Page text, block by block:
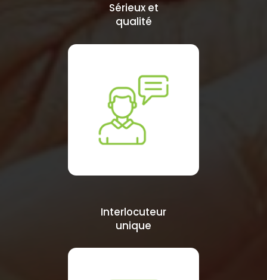
Sérieux et
qualité
Interlocuteur
unique